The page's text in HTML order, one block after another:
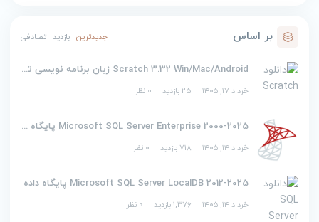
بر اساس جدیدترین بازدید تصادفی
Scratch 3.32 Win/Mac/Android زبان برنامه نویسی تصویری اسکرچ
خرداد ۱۷, ۱۴۰۵ 25 بازدید 0 نظر
2000-2025 Microsoft SQL Server Enterprise پایگاه داده
خرداد ۱۴, ۱۴۰۵ 718 بازدید 0 نظر
2012-2025 Microsoft SQL Server LocalDB پایگاه داده
خرداد ۱۴, ۱۴۰۵ 1,376 بازدید 0 نظر